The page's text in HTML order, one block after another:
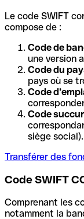
Le code SWIFT
compose de :
Code de
une version
Code du
pays où se
Code
Code
siège social).
Transférer des
Code SWIFT
Comprenant les
notamment la